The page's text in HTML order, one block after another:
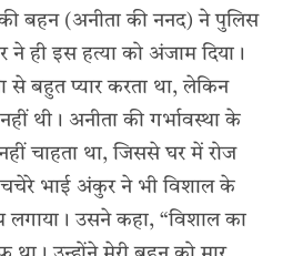
बहन (अनीता की ननद) ने पुलिस
ने ही इस हत्या को अंजाम दिया।
से बहुत प्यार करता था, लेकिन
थी। अनीता की गर्भावस्था के
चाहता था, जिससे घर में रोज
भाई अंकुर ने भी विशाल के
लगाया। उसने कहा, “विशाल का